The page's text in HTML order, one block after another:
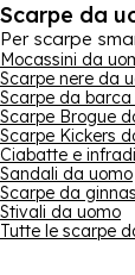
Scarpe da
Per scarpe
il lavoro o di
scarpe da
giorno.
Mocassini da
Scarpe nere da
Scarpe da
Scarpe Brogue
Scarpe Kickers
Ciabatte e
Sandali da uomo
Scarpe da
Stivali da uomo
Tutte le scarpe